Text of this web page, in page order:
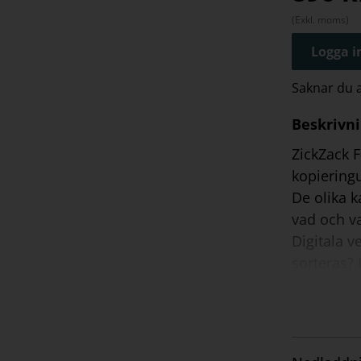
(Exkl. moms)
Logga
Saknar du
ZickZack
De olika
vad och
Digitala